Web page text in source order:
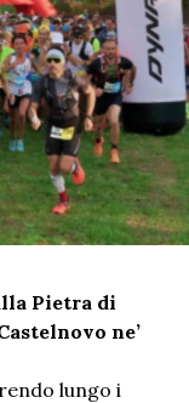
Pietra di
ne’
lungo i